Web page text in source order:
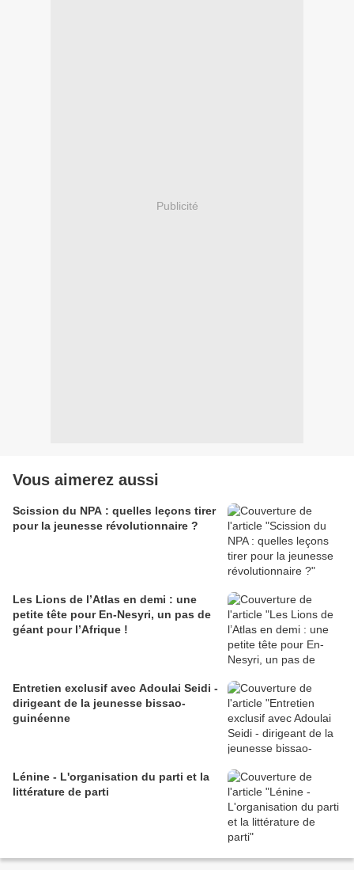
Publicité
Vous aimerez aussi
Scission du NPA : quelles leçons tirer
pour la jeunesse révolutionnaire ?
Les Lions de l’Atlas en demi : une
petite tête pour En-Nesyri, un pas de
géant pour l’Afrique !
Entretien exclusif avec Adoulai Seidi -
dirigeant de la jeunesse bissao-
guinéenne
Lénine - L'organisation du parti et la
littérature de parti